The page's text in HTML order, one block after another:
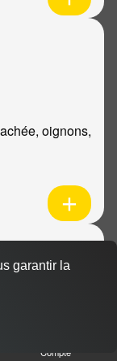
oignons,
de
Compte
garantir la